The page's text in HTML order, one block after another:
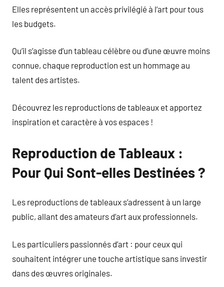
Elles représentent un accès privilégié à l’art pour tous
les budgets.
Qu’il s’agisse d’un tableau célèbre ou d’une œuvre moins
connue, chaque reproduction est un hommage au
talent des artistes.
Découvrez les reproductions de tableaux et apportez
inspiration et caractère à vos espaces !
Reproduction de Tableaux :
Pour Qui Sont-elles Destinées ?
Les reproductions de tableaux s’adressent à un large
public, allant des amateurs d’art aux professionnels.
Les particuliers passionnés d’art : pour ceux qui
souhaitent intégrer une touche artistique sans investir
dans des œuvres originales.